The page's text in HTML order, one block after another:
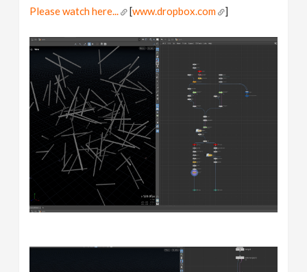
Please watch here... [www.dropbox.com ]